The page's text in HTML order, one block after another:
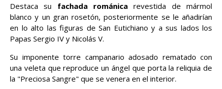
Destaca su fachada románica revestida de mármol
blanco y un gran rosetón, posteriormente se le añadirían
en lo alto las figuras de San Eutichiano y a sus lados los
Papas Sergio IV y Nicolás V.
Su imponente torre campanario adosado rematado con
una veleta que reproduce un ángel que porta la reliquia de
la "Preciosa Sangre" que se venera en el interior.